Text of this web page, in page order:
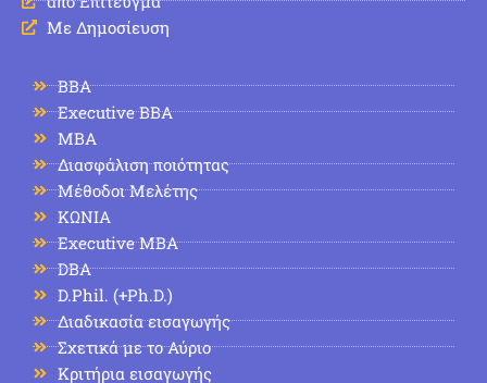
Με Δημοσίευση
BBA
Executive BBA
MBA
Διασφάλιση ποιότητας
Μέθοδοι Μελέτης
ΚΩΝΙΑ
Executive MBA
DBA
D.Phil. (+Ph.D.)
Διαδικασία εισαγωγής
Σχετικά με το Αύριο
Κριτήρια εισαγωγής